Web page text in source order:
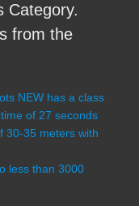
Category.
from the
NEW has a class
of 27 seconds
30-35 meters with
less than 3000